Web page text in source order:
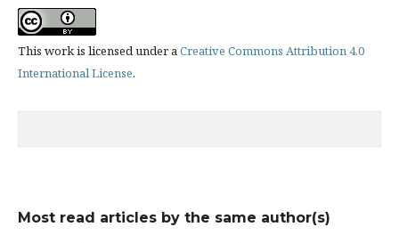
This work is licensed under aCreative Commons Attribution 4.0
International License.
Most read articles by the same author(s)